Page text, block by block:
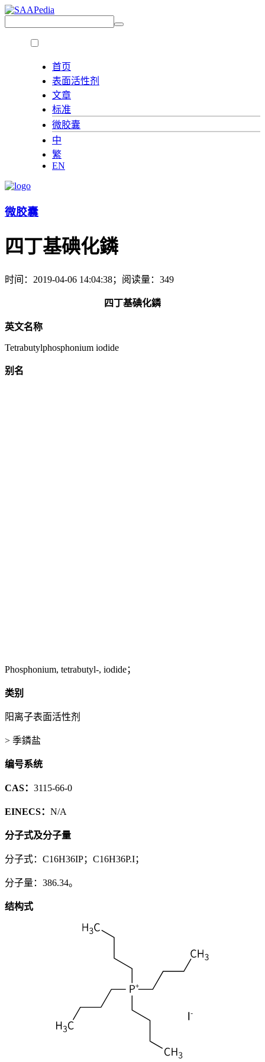
首页
表面活性剂
文章
标准
微胶囊
中
繁
EN
微胶囊
四丁基碘化鏻
时间：2019-04-06 14:04:38；阅读量：349
四丁基碘化鏻
英文名称
Tetrabutylphosphonium iodide
别名
Phosphonium, tetrabutyl-, iodide；
类别
阳离子表面活性剂
> 季鏻盐
编号系统
CAS： 3115-66-0
EINECS： N/A
分子式及分子量
分子式：C16H36IP；C16H36P.I；
分子量：386.34。
结构式